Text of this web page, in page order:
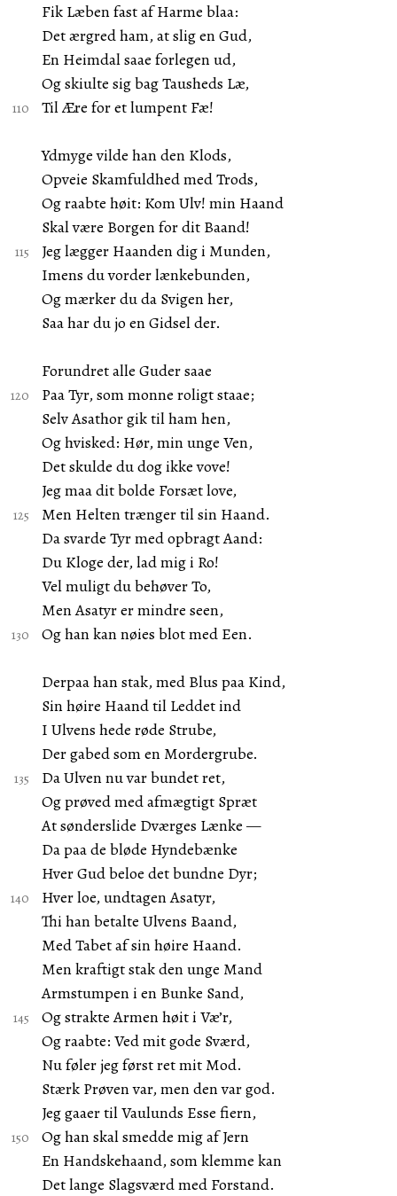
Fik Læben fast af Harme blaa:
Det ærgred ham, at slig en Gud,
En Heimdal saae forlegen ud,
Og skiulte sig bag Tausheds Læ,
Til Ære for et lumpent Fæ!
Ydmyge vilde han den Klods,
Opveie Skamfuldhed med Trods,
Og raabte høit: Kom Ulv! min Haand
Skal være Borgen for dit Baand!
Jeg lægger Haanden dig i Munden,
Imens du vorder lænkebunden,
Og mærker du da Svigen her,
Saa har du jo en Gidsel der.
Forundret alle Guder saae
Paa Tyr, som monne roligt staae;
Selv Asathor gik til ham hen,
Og hvisked: Hør, min unge Ven,
Det skulde du dog ikke vove!
Jeg maa dit bolde Forsæt love,
Men Helten trænger til sin Haand.
Da svarde Tyr med opbragt Aand:
Du Kloge der, lad mig i Ro!
Vel muligt du behøver To,
Men Asatyr er mindre seen,
Og han kan nøies blot med Een.
Derpaa han stak, med Blus paa Kind,
Sin høire Haand til Leddet ind
I Ulvens hede røde Strube,
Der gabed som en Mordergrube.
Da Ulven nu var bundet ret,
Og prøved med afmægtigt Spræt
At sønderslide Dværges Lænke —
Da paa de bløde Hyndebænke
Hver Gud beloe det bundne Dyr;
Hver loe, undtagen Asatyr,
Thi han betalte Ulvens Baand,
Med Tabet af sin høire Haand.
Men kraftigt stak den unge Mand
Armstumpen i en Bunke Sand,
Og strakte Armen høit i Væ’r,
Og raabte: Ved mit gode Sværd,
Nu føler jeg først ret mit Mod.
Stærk Prøven var, men den var god.
Jeg gaaer til Vaulunds Esse fiern,
Og han skal smedde mig af Jern
En Handskehaand, som klemme kan
Det lange Slagsværd med Forstand.